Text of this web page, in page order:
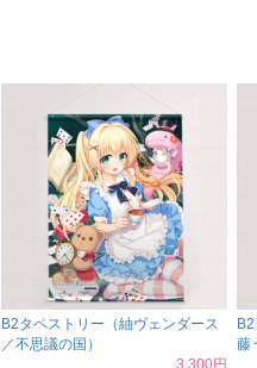
B2タペストリー（紬ヴェンダース
／不思議の国）
3,300円
藤